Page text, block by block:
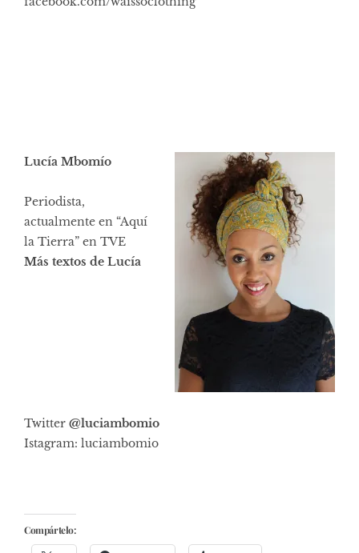
Lucía Mbomío
Periodista,
actualmente en “Aquí
la Tierra” en TVE
Más textos de Lucía
Twitter @luciambomio
Istagram: luciambomio
Compártelo: